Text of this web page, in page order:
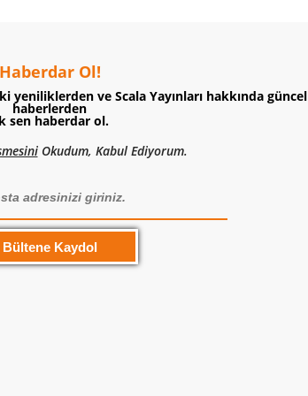
Haberdar Ol!
ve Scala Yayınları hakkında güncel
haberlerden
sen haberdar ol.
Okudum, Kabul Ediyorum.